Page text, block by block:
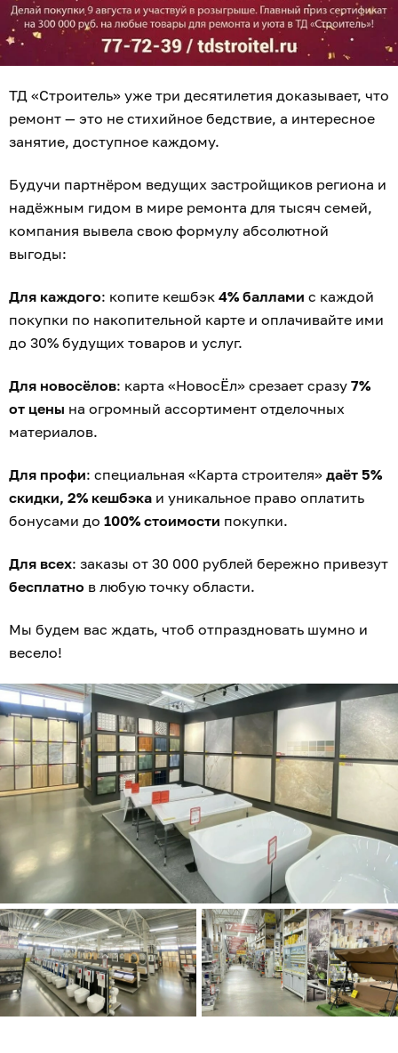
ТД «Строитель» уже три десятилетия доказывает, что
ремонт — это не стихийное бедствие, а интересное
занятие, доступное каждому.
Будучи партнёром ведущих застройщиков региона и
надёжным гидом в мире ремонта для тысяч семей,
компания вывела свою формулу абсолютной
выгоды:
Для каждого: копите кешбэк 4% баллами с каждой
покупки по накопительной карте и оплачивайте ими
до 30% будущих товаров и услуг.
Для новосёлов: карта «НовосЁл» срезает сразу 7%
от цены на огромный ассортимент отделочных
материалов.
Для профи: специальная «Карта строителя» даёт 5%
скидки, 2% кешбэка и уникальное право оплатить
бонусами до 100% стоимости покупки.
Для всех: заказы от 30 000 рублей бережно привезут
бесплатно в любую точку области.
Мы будем вас ждать, чтоб отпраздновать шумно и
весело!